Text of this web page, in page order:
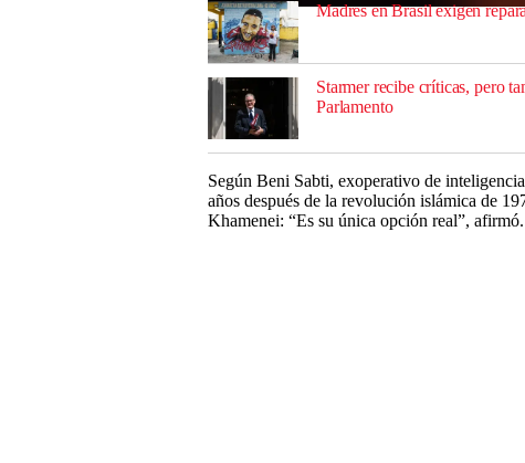
0
seconds
of
0
seconds
Volume
0%
Madres en Brasil exigen
Starmer recibe críticas, pero
Parlamento
Según Beni Sabti, exoperativo de
años después de la revolución islámica de
Khamenei: “Es su única opción real”, afirmó.